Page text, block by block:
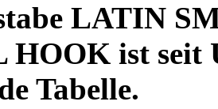
LATIN
HOOK ist seit
Tabelle.